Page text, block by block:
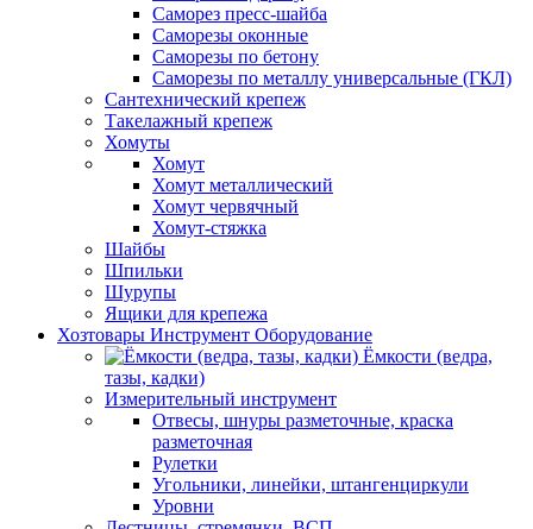
Саморез пресс-шайба
Саморезы оконные
Саморезы по бетону
Саморезы по металлу универсальные (ГКЛ)
Сантехнический крепеж
Такелажный крепеж
Хомуты
Хомут
Хомут металлический
Хомут червячный
Хомут-стяжка
Шайбы
Шпильки
Шурупы
Ящики для крепежа
Хозтовары Инструмент Оборудование
Ёмкости (ведра,
тазы, кадки)
Измерительный инструмент
Отвесы, шнуры разметочные, краска
разметочная
Рулетки
Угольники, линейки, штангенциркули
Уровни